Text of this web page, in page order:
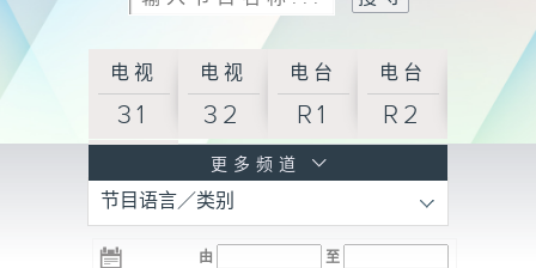
电视
31
电视
32
电台
R1
电台
R2
R3
电台 电台 电台
更多频道
节目语言／类别
由 至